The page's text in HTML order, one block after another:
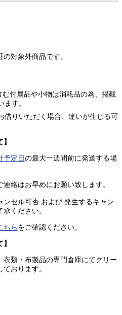
の対象外商品です。
付属品や小物は消耗品の為、掲載
す。
借りいただく場合、違いが生じる可
予定日 の最大一週間前に発送する場
絡はお早めにお願い致します。
セル可否 および 発生するキャン
ください。
ちら をご確認ください。
衣類・布製品の専門倉庫にてクリー
おります。